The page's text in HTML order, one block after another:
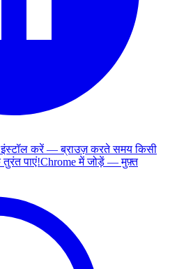
करें — ब्राउज़ करते समय किसी
पाएं!Chrome में जोड़ें — मुफ़्त